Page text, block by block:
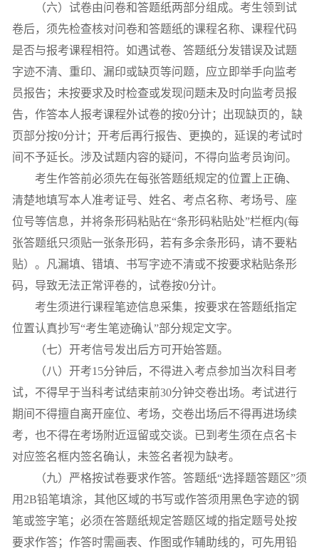
（六）试卷由问卷和答题纸两部分组成。考生领到试
卷后，须先检查核对问卷和答题纸的课程名称、课程代码
是否与报考课程相符。如遇试卷、答题纸分发错误及试题
字迹不清、重印、漏印或缺页等问题，应立即举手向监考
员报告；未按要求及时检查或发现问题未及时向监考员报
告，作答本人报考课程外试卷的按0分计；出现缺页的，缺
页部分按0分计；开考后再行报告、更换的，延误的考试时
间不予延长。涉及试题内容的疑问，不得向监考员询问。
考生作答前必须先在每张答题纸规定的位置上正确、
清楚地填写本人准考证号、姓名、考点名称、考场号、座
位号等信息，并将条形码粘贴在“条形码粘贴处”栏框内(每
张答题纸只须贴一张条形码，若有多余条形码，请不要粘
贴）。凡漏填、错填、书写字迹不清或不按要求粘贴条形
码，导致无法正常评卷的，试卷按0分计。
考生须进行课程笔迹信息采集，按要求在答题纸指定
位置认真抄写“考生笔迹确认”部分规定文字。
（七）开考信号发出后方可开始答题。
（八）开考15分钟后，不得进入考点参加当次科目考
试，不得早于当科考试结束前30分钟交卷出场。考试进行
期间不得擅自离开座位、考场，交卷出场后不得再进场续
考，也不得在考场附近逗留或交谈。已到考生须在点名卡
对应签名框内签名确认，未签名者视为缺考。
（九）严格按试卷要求作答。答题纸“选择题答题区”须
用 2B铅笔填涂，其他区域的书写或作答须用黑色字迹的钢
笔或签字笔；必须在答题纸规定答题区域的指定题号处按
要求作答；作答时需画表、作图或作辅助线的，可先用铅